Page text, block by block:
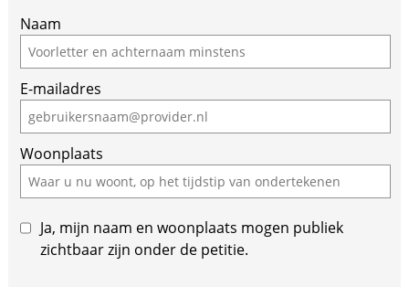
If
you
are
a
human,
ignore
this
field
Naam
E-mailadres
Woonplaats
Ja, mijn naam en woonplaats mogen publiek
zichtbaar zijn onder de petitie.